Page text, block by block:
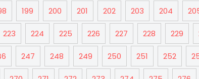
199 200 201 202 203 204
223 224 225 226 227 228 229
247 248 249 250 251 252